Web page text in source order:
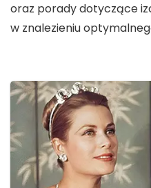
oraz porady dotyczące
w znalezieniu